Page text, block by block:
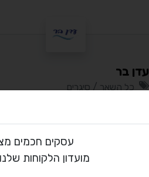
עדן בר
כל השאר / סיגרים
עסקים חכמים
מועדון הלקוחות